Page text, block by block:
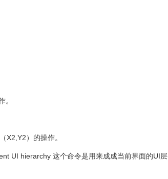
）的操作。
hierarchy 这个命令是用来成成当前界面的UI层